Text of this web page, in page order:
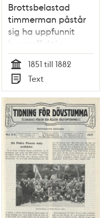
Brottsbelastad
timmerman påstår
sig ha uppfunnit
hypereffektiv
ångmaskin - brev till
Dr Nyström 1882
Tid
1851 till 1882
Typ
Text